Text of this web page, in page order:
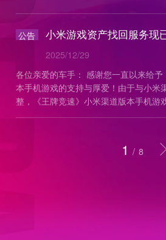
公告 小米游戏资产找回服务现
2025/12/29
各位亲爱的车手： 感谢您一直以来给
本手机游戏的支持与厚爱！由于与小米
整，《王牌竞速》小米渠道版本手机游
1 / 8